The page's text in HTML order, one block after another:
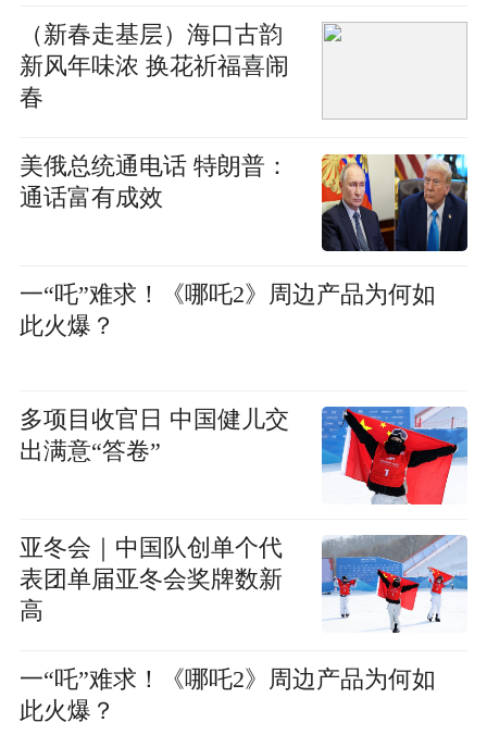
（新春走基层）海口古韵
新风年味浓 换花祈福喜闹
春
美俄总统通电话 特朗普：
通话富有成效
一“吒”难求！《哪吒2》周边产品为何如
此火爆？
多项目收官日 中国健儿交
出满意“答卷”
亚冬会｜中国队创单个代
表团单届亚冬会奖牌数新
高
一“吒”难求！《哪吒2》周边产品为何如
此火爆？